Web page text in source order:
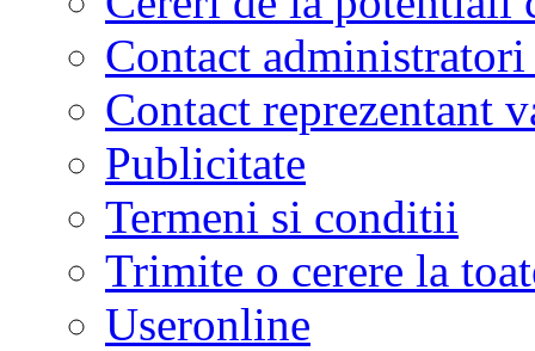
Contact
Contact reprezentant
Publicitate
Termeni si conditii
Trimite o cerere la
Useronline